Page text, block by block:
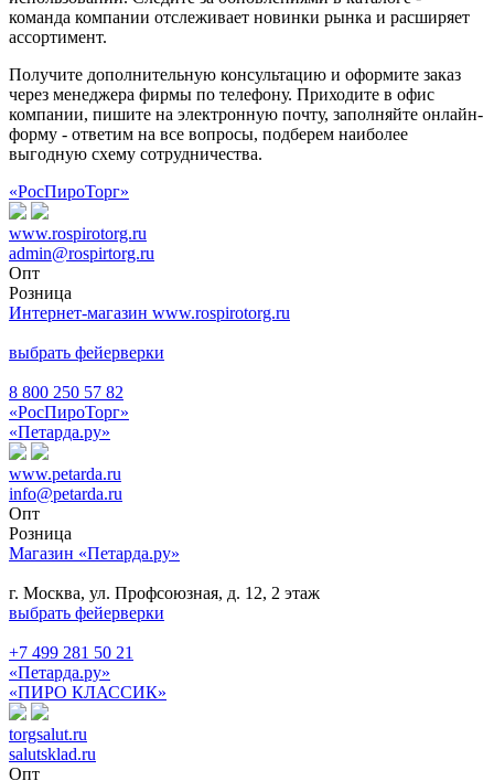
команда компании отслеживает новинки рынка и расширяет
ассортимент.
Получите дополнительную консультацию и оформите заказ
через менеджера фирмы по телефону. Приходите в офис
компании, пишите на электронную почту, заполняйте онлайн-
форму - ответим на все вопросы, подберем наиболее
выгодную схему сотрудничества.
«РосПироТорг»
www.rospirotorg.ru
admin@rospirtorg.ru
Опт
Розница
Интернет-магазин www.rospirotorg.ru
выбрать фейерверки
8 800 250 57 82
«РосПироТорг»
«Петарда.ру»
www.petarda.ru
info@petarda.ru
Опт
Розница
Магазин «Петарда.ру»
г. Москва, ул. Профсоюзная, д. 12, 2 этаж
выбрать фейерверки
+7 499 281 50 21
«Петарда.ру»
«ПИРО КЛАССИК»
torgsalut.ru
salutsklad.ru
Опт